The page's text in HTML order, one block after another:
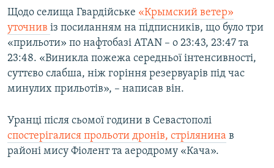
Щодо селища Гвардійське «Крымский ветер»
уточнив із посиланням на підписників, що було три
«прильоти» по нафтобазі ATAN – о 23:43, 23:47 та
23:48. «Виникла пожежа середньої інтенсивності,
суттєво слабша, ніж горіння резервуарів під час
минулих прильотів», – написав він.
Уранці після сьомої години в Севастополі
спостерігалися прольоти дронів, стрілянина в
районі мису Фіолент та аеродрому «Кача».